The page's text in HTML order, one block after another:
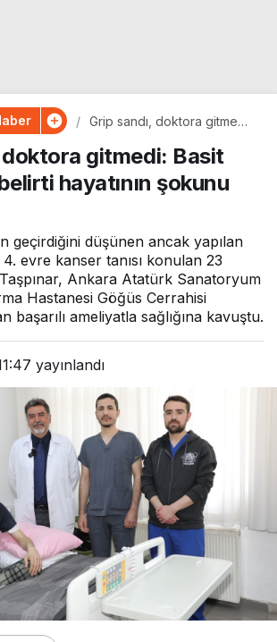
Grip sandı, doktora gitmedi:
hayatının şokunu yaşattı
doktora gitmedi: Basit
hayatının şokunu
geçirdiğini düşünen ancak yapılan
evre kanser tanısı konulan 23
Ankara Atatürk Sanatoryum
Hastanesi Göğüs Cerrahisi
başarılı ameliyatla sağlığına kavuştu.
yayınlandı